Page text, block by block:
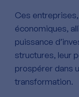
Ces
économiques,
puissance
structures, leur
prospérer dans
transformation.